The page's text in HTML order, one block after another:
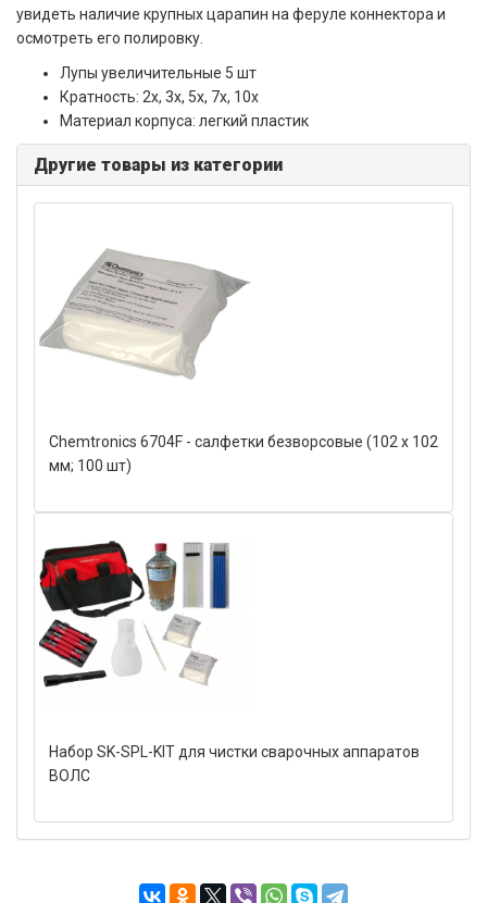
увидеть наличие крупных царапин на феруле коннектора и
осмотреть его полировку.
Лупы увеличительные 5 шт
Кратность: 2x, 3x, 5x, 7x, 10x
Материал корпуса: легкий пластик
Другие товары из категории
Chemtronics 6704F - салфетки безворсовые (102 х 102
мм; 100 шт)
Набор SK-SPL-KIT для чистки сварочных аппаратов
ВОЛС